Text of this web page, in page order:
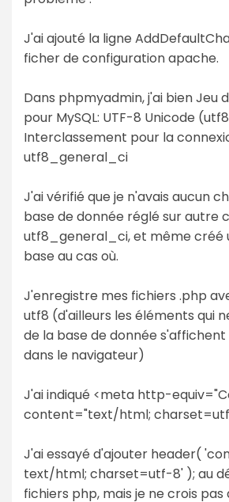
J'ai ajouté la ligne
ficher de configuration apache.
Dans phpmyadmin, j'ai bien Jeu
pour MySQL: UTF-8 Unicode
Interclassement pour la
utf8_general_ci
J'ai vérifié que je n'avais aucun
base de donnée réglé sur autre
utf8_general_ci, et même créé
base au cas où.
J'enregistre mes fichiers .php
utf8 (d'ailleurs les éléments qui
de la base de donnée
dans le navigateur)
J'ai indiqué <meta http-
content="text/html;
J'ai essayé d'ajouter header(
text/html; charset=utf-8' ); au
fichiers php, mais je ne crois